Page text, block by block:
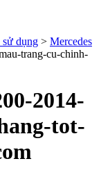
dụng > Mercedes
trang-cu-chinh-
2014-
tot-